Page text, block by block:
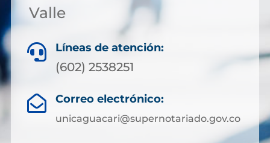
Valle
 Líneas de atención:
(602) 2538251
 Correo electrónico:
unicaguacari@supernotariado.gov.co